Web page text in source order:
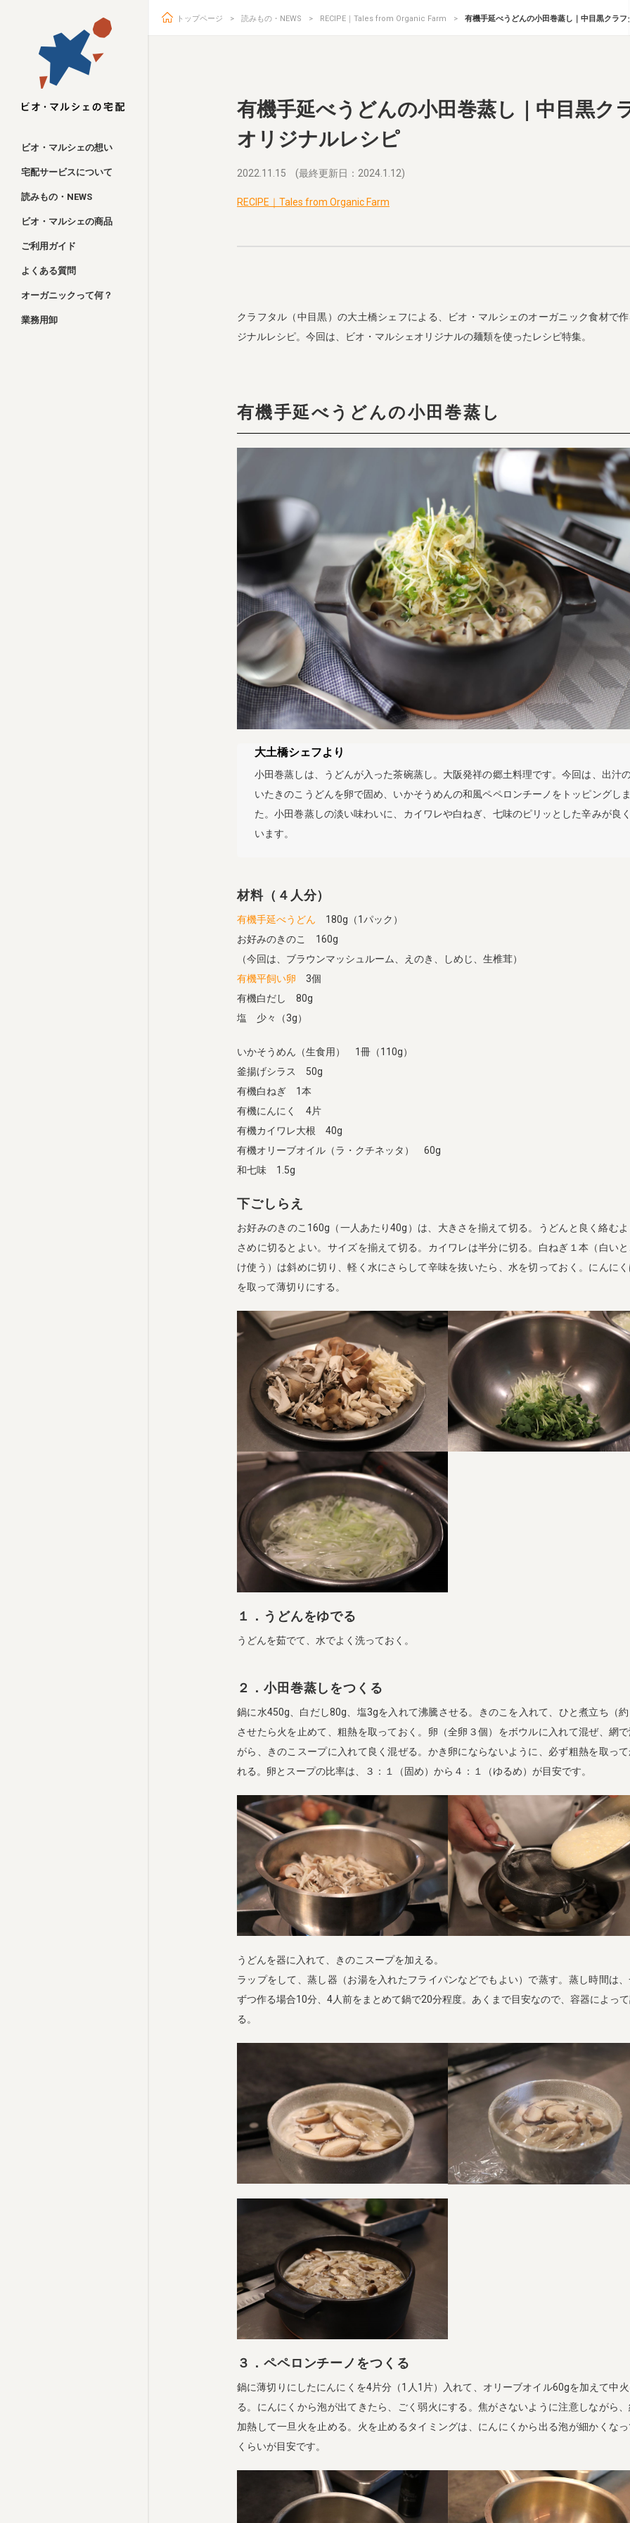
ビオ・マルシェ
ビオ・マルシェの想い
宅配サービスについて
読みもの・NEWS
ビオ・マルシェの商品
ご利用ガイド
よくある質問
オーガニックって何？
業務用卸
トップページ 読みもの・NEWS RECIPE｜Tales from Organic Farm 有機手延べうどんの小田巻蒸し｜中目黒クラ
有機手延べうどんの小田巻蒸し｜中目黒ク
オリジナルレシピ
2022.11.15 (最終更新日：2024.1.12)
RECIPE｜Tales from Organic Farm
クラフタル（中目黒）の大土橋シェフによる、ビオ・マルシェのオーガニック食材で作
ジナルレシピ。今回は、ビオ・マルシェオリジナルの麺類を使ったレシピ特集。
有機手延べうどんの小田巻蒸し
大土橋シェフより
小田巻蒸しは、うどんが入った茶碗蒸し。大阪発祥の郷土料理です。今回は、出汁
いたきのこうどんを卵で固め、いかそうめんの和風ペペロンチーノをトッピングし
た。小田巻蒸しの淡い味わいに、カイワレや白ねぎ、七味のピリッとした辛みが良
います。
材料（４人分）
有機手延べうどん 180g（1パック）
お好みのきのこ 160g
（今回は、ブラウンマッシュルーム、えのき、しめじ、生椎茸）
有機平飼い卵 3個
有機白だし 80g
塩 少々（3g）
いかそうめん（生食用） 1冊（110g）
釜揚げシラス 50g
有機白ねぎ 1本
有機にんにく 4片
有機カイワレ大根 40g
有機オリーブオイル（ラ・クチネッタ） 60g
和七味 1.5g
下ごしらえ
お好みのきのこ160g（一人あたり40g）は、大きさを揃えて切る。うどんと良く絡む
さめに切るとよい。サイズを揃えて切る。カイワレは半分に切る。白ねぎ１本（白い
け使う）は斜めに切り、軽く水にさらして辛味を抜いたら、水を切っておく。にんに
を取って薄切りにする。
１．うどんをゆでる
うどんを茹でて、水でよく洗っておく。
２．小田巻蒸しをつくる
鍋に水450g、白だし80g、塩3gを入れて沸騰させる。きのこを入れて、ひと煮立ち（約
させたら火を止めて、粗熱を取っておく。卵（全卵３個）をボウルに入れて混ぜ、網
がら、きのこスープに入れて良く混ぜる。かき卵にならないように、必ず粗熱を取って
れる。卵とスープの比率は、３：１（固め）から４：１（ゆるめ）が目安です。
うどんを器に入れて、きのこスープを加える。
ラップをして、蒸し器（お湯を入れたフライパンなどでもよい）で蒸す。蒸し時間は
ずつ作る場合10分、4人前をまとめて鍋で20分程度。あくまで目安なので、容器によっ
る。
３．ペペロンチーノをつくる
鍋に薄切りにしたにんにくを4片分（1人1片）入れて、オリーブオイル60gを加えて中
る。にんにくから泡が出てきたら、ごく弱火にする。焦がさないように注意しながら
加熱して一旦火を止める。火を止めるタイミングは、にんにくから出る泡が細かくなっ
くらいが目安です。